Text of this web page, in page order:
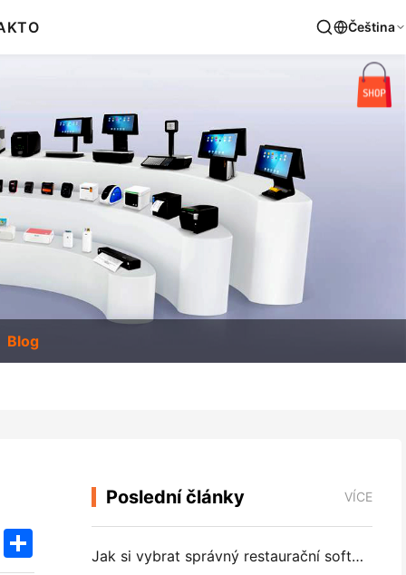
O Čeština
Blog
TwitterShare
Poslední články VÍCE
Jak si vybrat správný restaurační software pro vaši malou nebo střední restauraci